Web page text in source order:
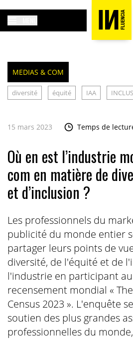
MEDIAS & COM
diversité équité IAA
15 mars 2023 Temps de
Où en est l’industrie
com en matière de
et d’inclusion ?
Les professionnels du
publicité du monde entier
partager leurs points de
diversité, de l'équité et de
l'industrie en participant
recensement mondial «
Census 2023 ». L'enquête
soutien des plus grandes
professionnelles du monde,